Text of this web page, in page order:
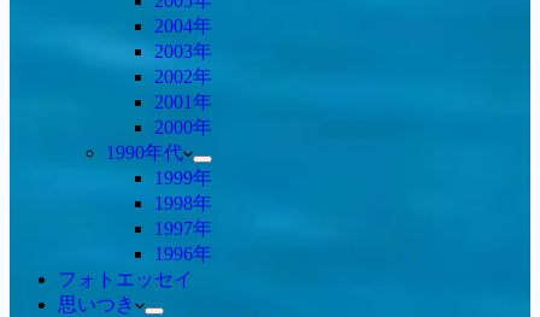
2004年
2003年
2002年
2001年
2000年
1990年代
1999年
1998年
1997年
1996年
フォトエッセイ
思いつき